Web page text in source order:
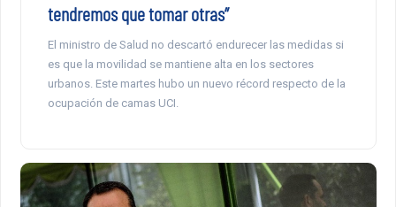
tendremos que tomar otras”
El ministro de Salud no descartó endurecer las medidas si
es que la movilidad se mantiene alta en los sectores
urbanos. Este martes hubo un nuevo récord respecto de la
ocupación de camas UCI.